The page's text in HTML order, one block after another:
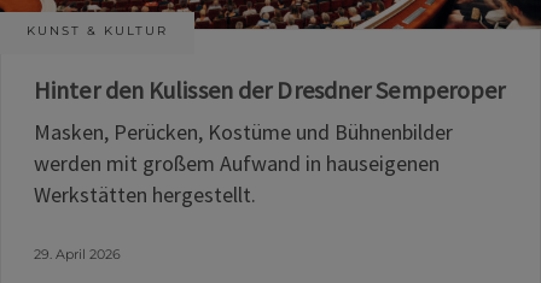
KUNST & KULTUR
Hinter den Kulissen der Dresdner Semperoper
Masken, Perücken, Kostüme und Bühnenbilder
werden mit großem Aufwand in hauseigenen
Werkstätten hergestellt.
29. April 2026